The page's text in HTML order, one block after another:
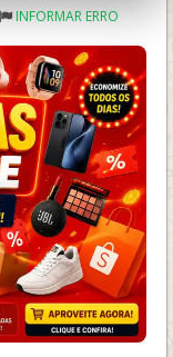
INFORMAR ERRO